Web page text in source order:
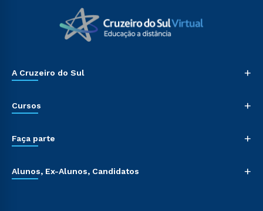
A Cruzeiro do Sul +
Cursos +
Faça parte +
Alunos, Ex-Alunos, Candidatos +